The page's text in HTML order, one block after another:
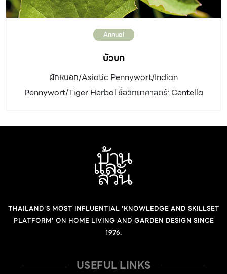
Annual
บัวบก
ผักหนอก/Asiatic Pennywort/Indian
Pennywort/Tiger Herbal ชื่อวิทยาศาสตร์: Centella
ตามข้อ ใบ: ค่อนข้างกลม ขนาด 2 – 3 เซนติเมตร ใบหนาสี
เขียว เห็นเส้นใบชัดเจน โคนใบเว้าขอบใบหยัก ก้านใบเล็กและ
ยาว ดอก: เป็นกระจุกคล้ายร่ม ดอกย่อยเล็ก กลีบดอกสีขาว
ดินเหนียวที่ชุ่มชื้น มีอินทรียวัตถุสูง แสงแดด: ครึ่งวันเช้าถึง
รำไร น้ำ:ปานกลางถึงมาก ขยายพันธุ์: เพาะเมล็ดและปักชำไหล
ควรระวังอย่าให้น้ำขังแฉะ เพราะจะทำให้ต้นเน่าตายได้ ใบกิน
THAILAND'S MOST INFLUENTIAL 'KNOWLEDGE AND SKILLSET
PLATFORM' ON HOME LIVING AND GARDEN DESIGN SINCE
1976.
USEFUL LINKS